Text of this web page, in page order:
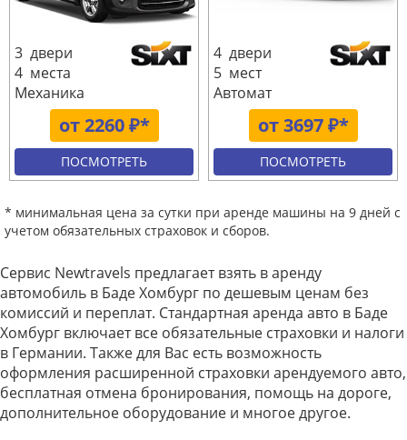
от 2260 ₽*
3 двери
4 места
Механика
ПОСМОТРЕТЬ
от 3697 ₽*
4 двери
5 мест
Автомат
ПОСМОТРЕТЬ
* минимальная цена за сутки при аренде машины на 9 дней с
учетом обязательных страховок и сборов.
Сервис Newtravels предлагает взять в аренду
автомобиль в Баде Хомбург по дешевым ценам без
комиссий и переплат. Стандартная аренда авто в Баде
Хомбург включает все обязательные страховки и налоги
в Германии. Также для Вас есть возможность
оформления расширенной страховки арендуемого авто,
бесплатная отмена бронирования, помощь на дороге,
дополнительное оборудование и многое другое.